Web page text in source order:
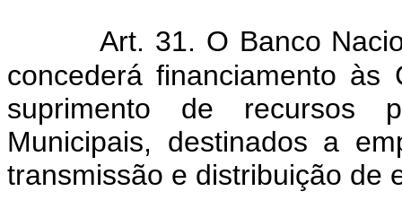
Art. 31. O Banco
concederá financiamento às
suprimento de recursos
Municipais, destinados a
transmissão e distribuição de